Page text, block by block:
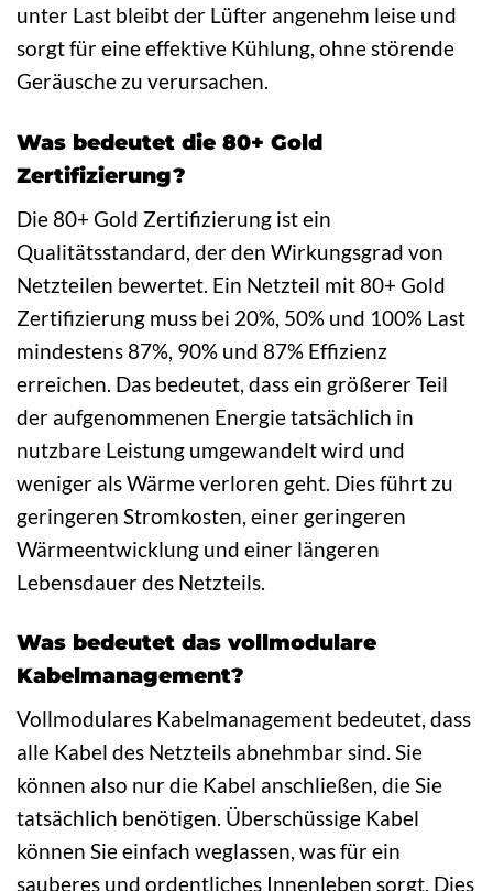
unter Last bleibt der Lüfter angenehm leise und
sorgt für eine effektive Kühlung, ohne störende
Geräusche zu verursachen.
Was bedeutet die 80+ Gold
Zertifizierung?
Die 80+ Gold Zertifizierung ist ein
Qualitätsstandard, der den Wirkungsgrad von
Netzteilen bewertet. Ein Netzteil mit 80+ Gold
Zertifizierung muss bei 20%, 50% und 100% Last
mindestens 87%, 90% und 87% Effizienz
erreichen. Das bedeutet, dass ein größerer Teil
der aufgenommenen Energie tatsächlich in
nutzbare Leistung umgewandelt wird und
weniger als Wärme verloren geht. Dies führt zu
geringeren Stromkosten, einer geringeren
Wärmeentwicklung und einer längeren
Lebensdauer des Netzteils.
Was bedeutet das vollmodulare
Kabelmanagement?
Vollmodulares Kabelmanagement bedeutet, dass
alle Kabel des Netzteils abnehmbar sind. Sie
können also nur die Kabel anschließen, die Sie
tatsächlich benötigen. Überschüssige Kabel
können Sie einfach weglassen, was für ein
sauberes und ordentliches Innenleben sorgt. Dies